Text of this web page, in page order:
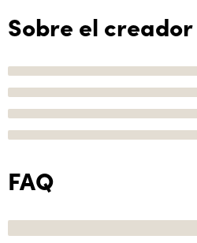
Sobre el
FAQ